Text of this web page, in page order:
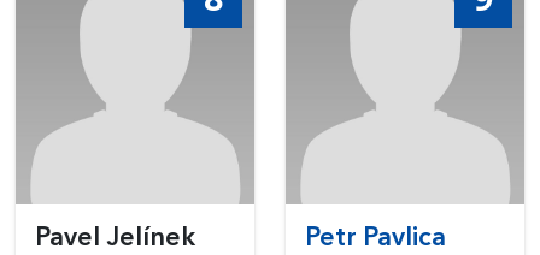
Pavel Jelínek Petr Pavlica